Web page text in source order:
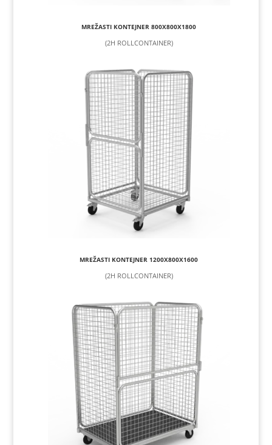
MREŽASTI KONTEJNER 800X800X1800
(2H ROLLCONTAINER)
MREŽASTI KONTEJNER 1200X800X1600
(2H ROLLCONTAINER)